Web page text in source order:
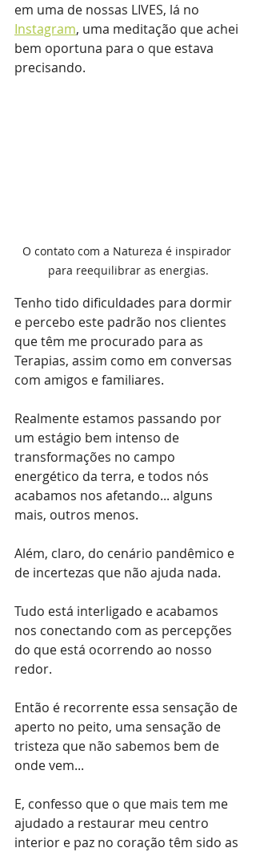
em uma de nossas LIVES, lá no
Instagram, uma meditação que achei
bem oportuna para o que estava
precisando.
O contato com a Natureza é inspirador
para reequilibrar as energias.
Tenho tido dificuldades para dormir
e percebo este padrão nos clientes
que têm me procurado para as
Terapias, assim como em conversas
com amigos e familiares.
Realmente estamos passando por
um estágio bem intenso de
transformações no campo
energético da terra, e todos nós
acabamos nos afetando... alguns
mais, outros menos.
Além, claro, do cenário pandêmico e
de incertezas que não ajuda nada.
Tudo está interligado e acabamos
nos conectando com as percepções
do que está ocorrendo ao nosso
redor.
Então é recorrente essa sensação de
aperto no peito, uma sensação de
tristeza que não sabemos bem de
onde vem...
E, confesso que o que mais tem me
ajudado a restaurar meu centro
interior e paz no coração têm sido as